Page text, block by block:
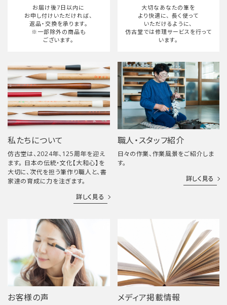
検索する
お届け後7日以内に
お申し付けいただければ、
返品・交換を承ります。
※一部除外の商品も
ございます。
大切なあなたの筆を
より快適に、 長く使って
いただけるように、
仿古堂では修理サービスを行って
います。
私たちについて
仿古堂は、2024年、125周年を迎え
ます。 日本の伝統・文化【大和心】を
大切に、次代を担う筆作り職人と、書
家達の育成に力を注ぎます。
詳しく見る
職人・スタッフ紹介
日々の作業、作業風景をご紹介しま
す。
詳しく見る
お客様の声 メディア掲載情報